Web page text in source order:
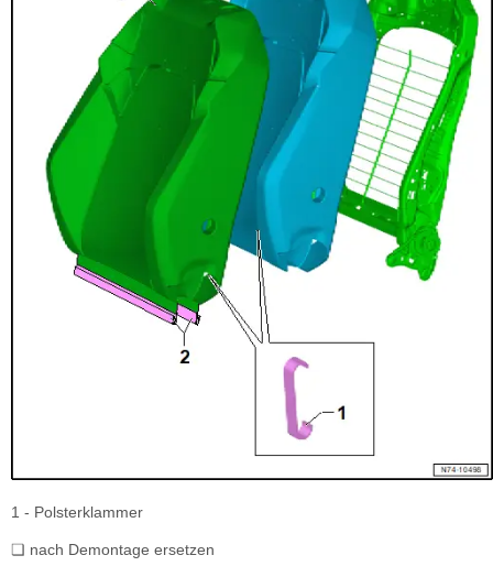
1 - Polsterklammer
❏ nach Demontage ersetzen